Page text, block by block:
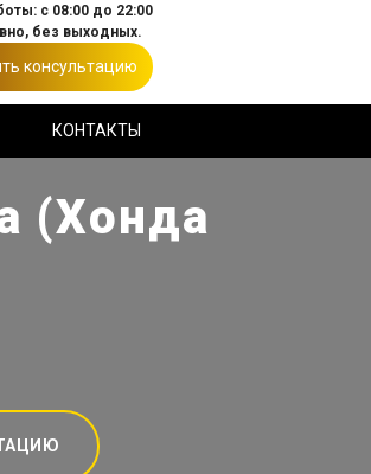
с 08:00 до 22:00
без выходных.
консультацию
КОНТАКТЫ
(Хонда